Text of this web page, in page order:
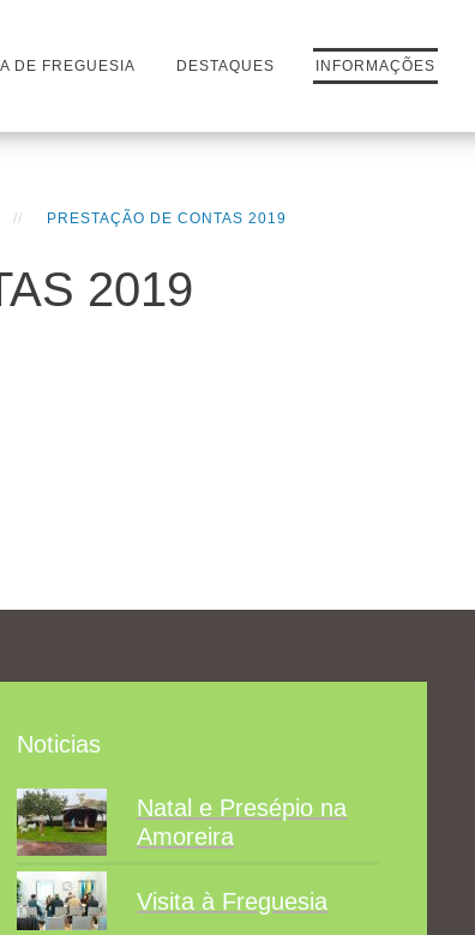
DE FREGUESIA DESTAQUES INFORMAÇÕES
PRESTAÇÃO DE CONTAS 2019
2019
Noticias
Natal e Presépio na
Amoreira
Visita à Freguesia